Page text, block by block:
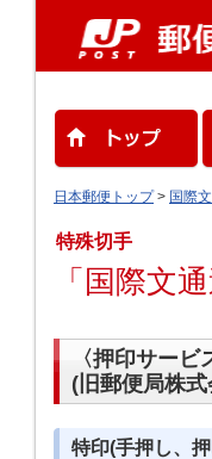
日本郵便トップ> 国際
特殊切手
「国際文
〈押印サービ
(旧郵便局株
特印(手押し、